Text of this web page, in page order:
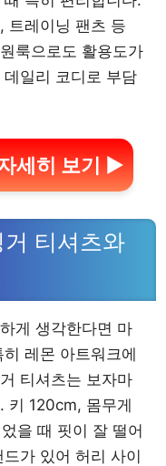
트레이닝 팬츠 등
룩으로도 활용도가
일리 코디로 부담
세히 보기 ▶
티셔츠와
게 생각한다면 마
레몬 아트워크에
티셔츠는 보자마
키 120cm, 몸무게
을 때 핏이 잘 떨어
가 있어 허리 사이